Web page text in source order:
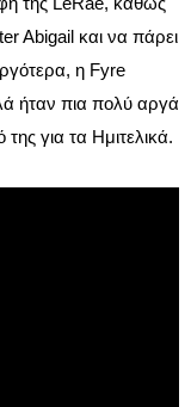
Abigail και να πάρει
η Fyre
ήταν πια πολύ αργά
για τα Ημιτελικά.